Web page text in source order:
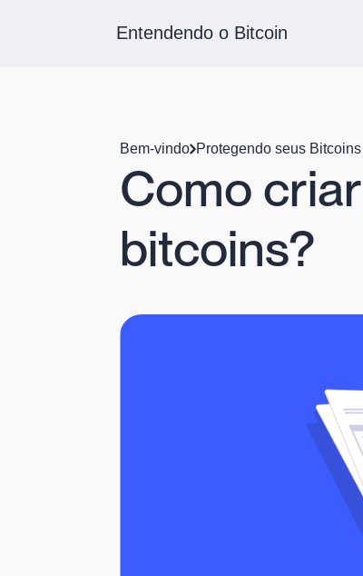
Entendendo o Bitcoin
Bem-vindo Protegendo seus Bitcoins
Como
bitcoins?